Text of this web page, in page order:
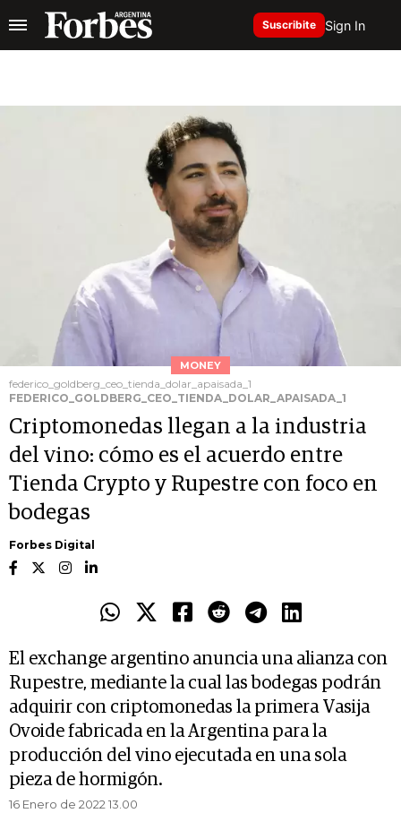
Suscribite Sign In
MONEY
federico_goldberg_ceo_tienda_dolar_apaisada_1
FEDERICO_GOLDBERG_CEO_TIENDA_DOLAR_APAISADA_1
Criptomonedas llegan a la industria
del vino: cómo es el acuerdo entre
Tienda Crypto y Rupestre con foco en
bodegas
Forbes Digital
El exchange argentino anuncia una alianza con
Rupestre, mediante la cual las bodegas podrán
adquirir con criptomonedas la primera Vasija
Ovoide fabricada en la Argentina para la
producción del vino ejecutada en una sola
pieza de hormigón.
16 Enero de 2022 13.00